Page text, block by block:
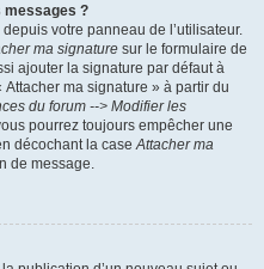
messages ?
votre panneau de l’utilisateur.
ma signature sur le formulaire de
ajouter la signature par défaut à
ma signature » à partir du
du forum --> Modifier les
pourrez toujours empêcher une
décochant la caseAttacher ma
de message.